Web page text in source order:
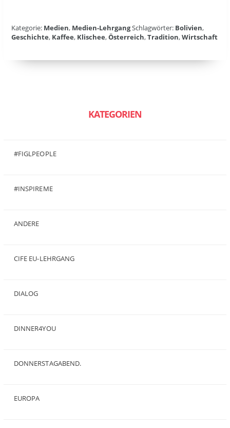
Kategorie: Medien, Medien-LehrgangSchlagwörter: Bolivien,
Geschichte, Kaffee, Klischee,Österreich,Tradition,Wirtschaft
KATEGORIEN
#FIGLPEOPLE
#INSPIREME
ANDERE
CIFE EU-LEHRGANG
DIALOG
DINNER4YOU
DONNERSTAGABEND.
EUROPA